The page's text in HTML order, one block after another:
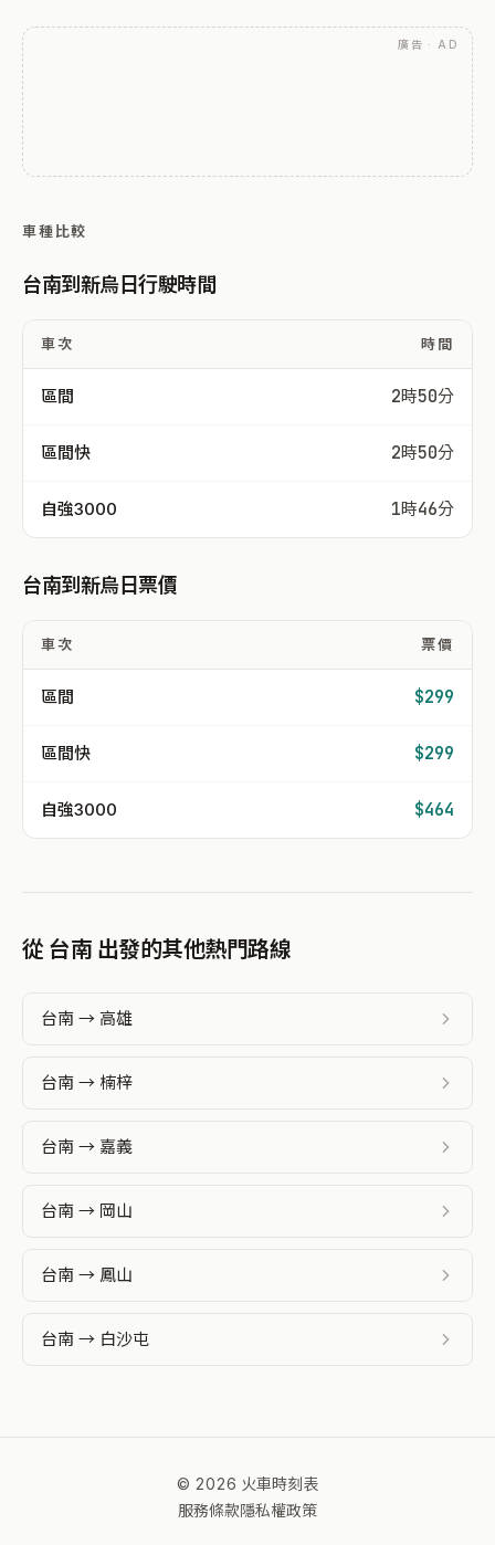
廣告 · AD
車種比較
台南到新烏日行駛時間
車次 時間
區間 2時50分
區間快 2時50分
自強3000 1時46分
台南到新烏日票價
車次 票價
區間 $299
區間快 $299
自強3000 $464
從 台南 出發的其他熱門路線
台南 → 高雄
台南 → 楠梓
台南 → 嘉義
台南 → 岡山
台南 → 鳳山
台南 → 白沙屯
© 2026 火車時刻表
服務條款隱私權政策